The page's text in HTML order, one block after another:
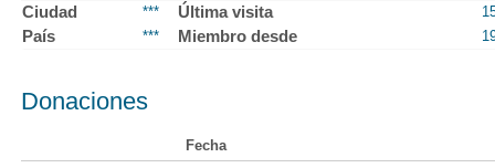
Ciudad *** Última visita
País *** Miembro desde
Donaciones
Fecha